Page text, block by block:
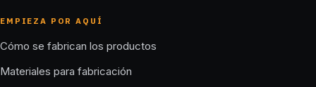
EMPIEZA POR AQUÍ
Cómo se fabrican los productos
Materiales para fabricación